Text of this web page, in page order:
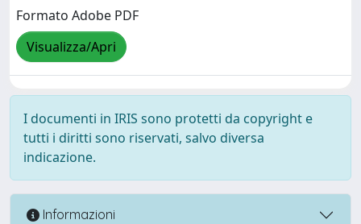
Formato Adobe PDF
Visualizza/Apri
I documenti in IRIS sono protetti da copyright e
tutti i diritti sono riservati, salvo diversa
indicazione.
Informazioni